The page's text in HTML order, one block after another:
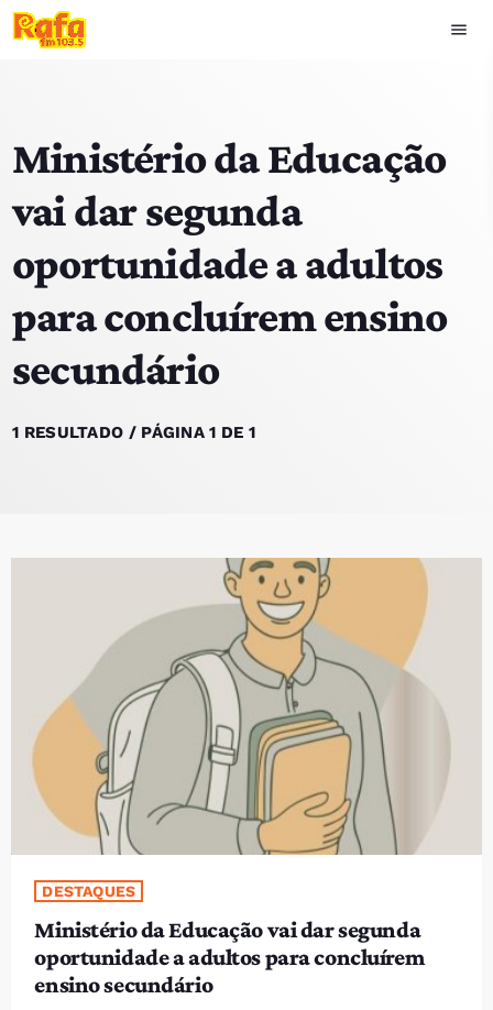
menu
play_arrow OUVIR RAFA
HOME
NOTÍCIAS
EQUIPA
TOP 15
CONTACTOS
PORTUGUÊS
TÉTUM
PORTUGUÊS
PRÓXIMOS PROGRAMAS
Bom dia RAFA
Bom dia RAFA
Ministério da Educação
vai dar segunda
oportunidade a adultos
para concluírem ensino
secundário
1 RESULTADO / PÁGINA 1 DE 1
DESTAQUES
Ministério da Educação vai dar segunda
oportunidade a adultos para concluírem
ensino secundário